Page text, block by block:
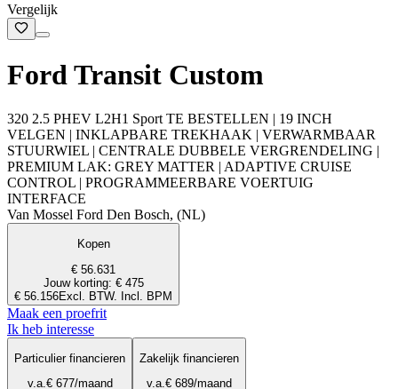
Vergelijk
Ford Transit Custom
320 2.5 PHEV L2H1 Sport TE BESTELLEN | 19 INCH
VELGEN | INKLAPBARE TREKHAAK | VERWARMBAAR
STUURWIEL | CENTRALE DUBBELE VERGRENDELING |
PREMIUM LAK: GREY MATTER | ADAPTIVE CRUISE
CONTROL | PROGRAMMEERBARE VOERTUIG
INTERFACE
Van Mossel Ford Den Bosch, (NL)
Kopen
€ 56.631
Jouw korting: € 475
€ 56.156Excl. BTW. Incl. BPM
Maak een proefrit
Ik heb interesse
Particulier financieren
v.a.€ 677/maand
Zakelijk financieren
v.a.€ 689/maand